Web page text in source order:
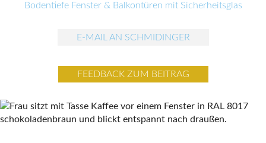
Bodentiefe Fenster & Balkontüren mit Sicherheitsglas
E-MAIL AN SCHMIDINGER
FEEDBACK ZUM BEITRAG